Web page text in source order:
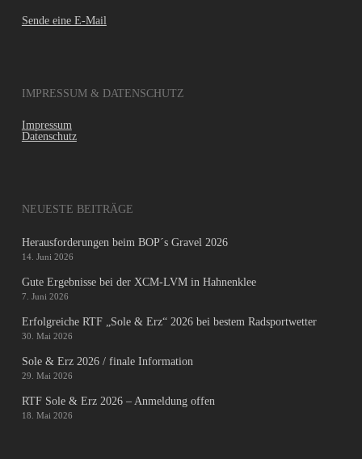
Sende eine E-Mail
IMPRESSUM & DATENSCHUTZ
Impressum
Datenschutz
NEUESTE BEITRÄGE
Herausforderungen beim BOP´s Gravel 2026
14. Juni 2026
Gute Ergebnisse bei der XCM-LVM in Hahnenklee
7. Juni 2026
Erfolgreiche RTF „Sole & Erz“ 2026 bei bestem Radsportwetter
30. Mai 2026
Sole & Erz 2026 / finale Information
29. Mai 2026
RTF Sole & Erz 2026 – Anmeldung offen
18. Mai 2026